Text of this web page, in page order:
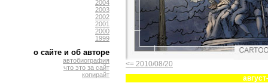
2004
2003
2002
2001
2000
1999
о сайте и об авторе
автобиография
что это за сайт
копирайт
<= 2010/08/20